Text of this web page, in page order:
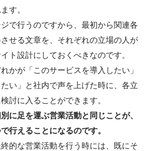
す。
で行うのですから、最初から関連各
せる文章を、それぞれの立場の人が
ト設計にしておくべきなのです。
かが「このサービスを導入したい」
たい」と社内で声を上げた時に、各立
討に入ることができます。
に足を運ぶ営業活動と同じことが、
行えることになるのです。
的な営業活動を行う時には、既にそ